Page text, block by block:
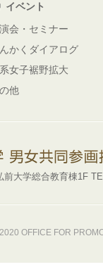
イベント
会・セミナー
かくダイアログ
女子裾野拡大
他
大学総合教育棟1F
OFFICE FOR